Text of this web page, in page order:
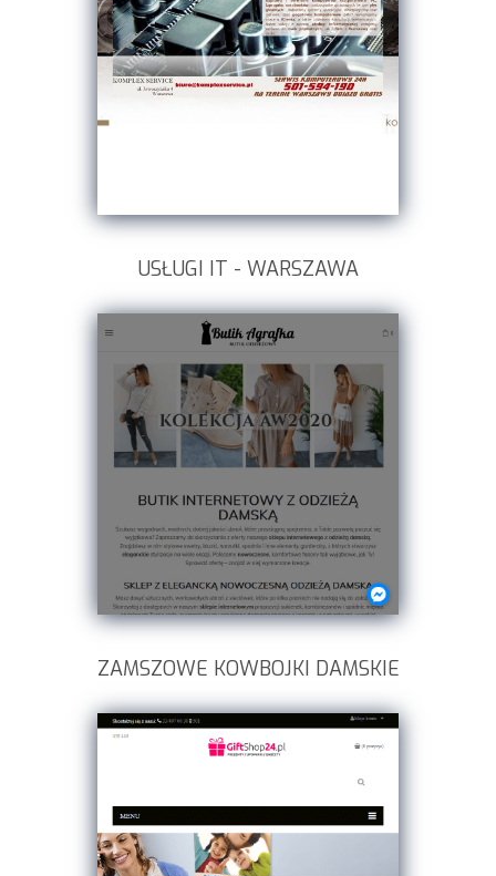
USŁUGI IT - WARSZAWA
ZAMSZOWE KOWBOJKI DAMSKIE